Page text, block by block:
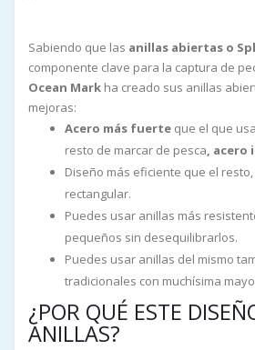
Sabiendo que las anillas abiertas o
componente clave para la captura de
Ocean Mark ha creado sus anillas
mejoras:
Acero más fuerte que el que
resto de marcar de pesca, acero
Diseño más eficiente que el
rectangular.
Puedes usar anillas más
pequeños sin desequilibrarlos.
Puedes usar anillas del mismo
tradicionales con muchísima
¿POR QUÉ ESTE
ANILLAS?